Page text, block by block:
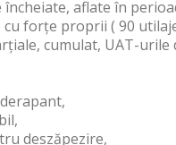
aflate în
forțe proprii ( 90
cumulat, UAT-
deszăpezire,